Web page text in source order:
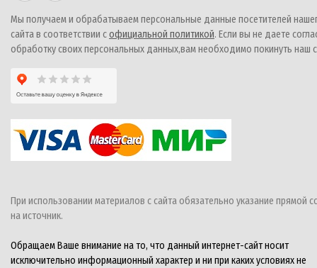
Мы получаем и обрабатываем персональные данные посетителей
сайта в соответствии софициальной политикой. Если вы не даете
обработку своих персональных данных,вам необходимо покинуть наш
При использовании материалов с сайта обязательно указание прямой
на источник.
Обращаем Ваше внимание на то, что данный интернет-сайт носит
исключительно информационный характер и ни при каких условиях не